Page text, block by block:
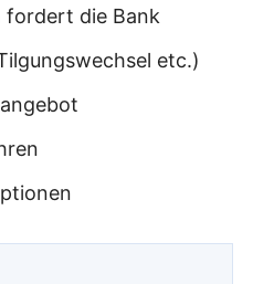
fordert die Bank
etc.)